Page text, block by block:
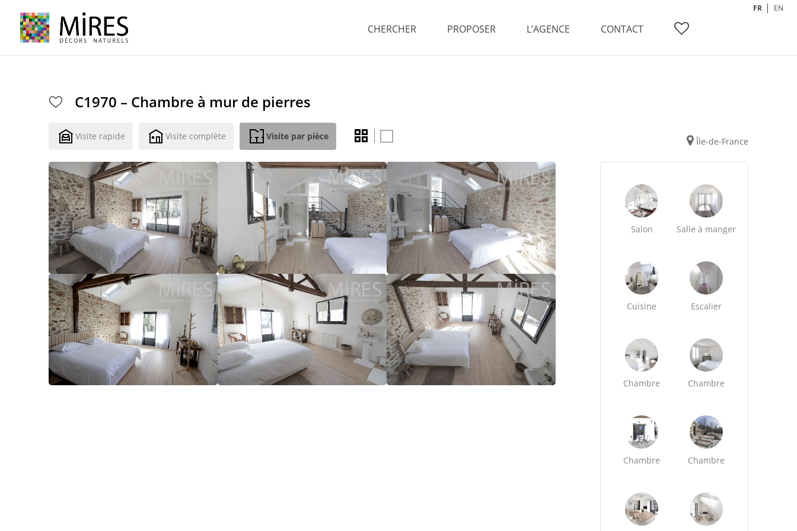
CHERCHER PROPOSER L’AGENCE CONTACT
FR EN
C1970 – Chambre à mur de pierres
Visite rapide Visite complète Visite par pièce Île-de-France
Salon Salle à manger
Cuisine Escalier
Chambre Chambre
Chambre Chambre